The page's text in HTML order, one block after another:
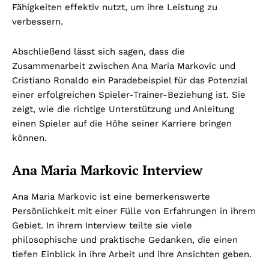
Fähigkeiten effektiv nutzt, um ihre Leistung zu
verbessern.
Abschließend lässt sich sagen, dass die
Zusammenarbeit zwischen Ana Maria Markovic und
Cristiano Ronaldo ein Paradebeispiel für das Potenzial
einer erfolgreichen Spieler-Trainer-Beziehung ist. Sie
zeigt, wie die richtige Unterstützung und Anleitung
einen Spieler auf die Höhe seiner Karriere bringen
können.
Ana Maria Markovic Interview
Ana Maria Markovic ist eine bemerkenswerte
Persönlichkeit mit einer Fülle von Erfahrungen in ihrem
Gebiet. In ihrem Interview teilte sie viele
philosophische und praktische Gedanken, die einen
tiefen Einblick in ihre Arbeit und ihre Ansichten geben.